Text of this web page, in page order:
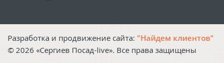
Разработка и продвижение сайта: "Найдем клиентов"
© 2026 «Сергиев Посад-live». Все права защищены